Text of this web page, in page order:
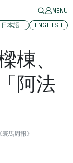
MENU
日本語 ENGLISH
棟、
阿法
馬周報》